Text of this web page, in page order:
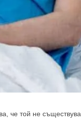
че той не съществува.